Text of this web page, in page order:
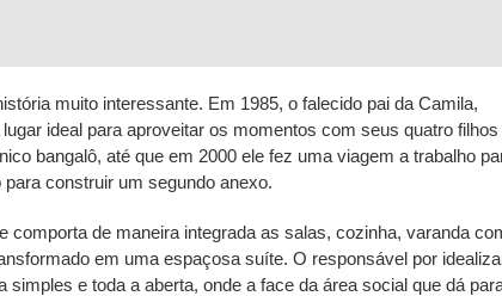
muito interessante. Em 1985, o falecido pai da Camila,
ideal para aproveitar os momentos com seus quatro filhos
bangalô, até que em 2000 ele fez uma viagem a trabalho
construir um segundo anexo.
comporta de maneira integrada as salas, cozinha, varanda
em uma espaçosa suíte. O responsável por
e toda a aberta, onde a face da área social que dá